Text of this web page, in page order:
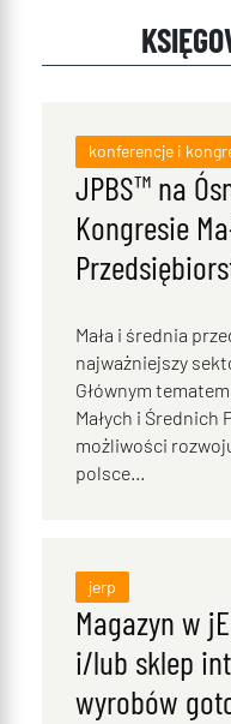
konferencje i
JPBS™ na
Kongresie
Mała i średnia
najważniejszy
Głównym
Małych i Średnich
możliwości
polsce...
jerp
Magazyn w
i/lub sklep
wyrobów